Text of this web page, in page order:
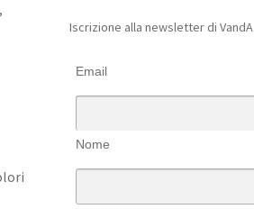
,
Iscrizione alla newsletter di VandA
Email
Nome